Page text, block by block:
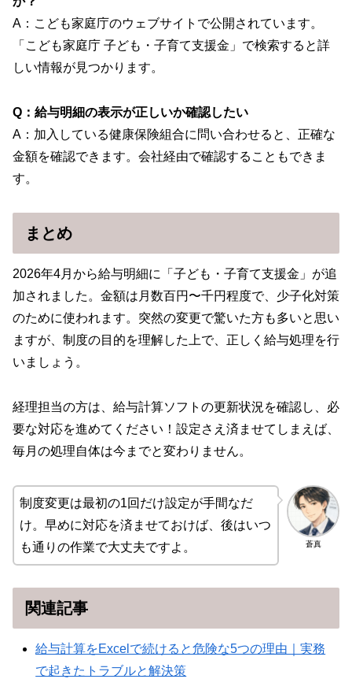
A：こども家庭庁のウェブサイトで公開されています。
「こども家庭庁 子ども・子育て支援金」で検索すると詳
しい情報が見つかります。
Q：給与明細の表示が正しいか確認したい
A：加入している健康保険組合に問い合わせると、正確な
金額を確認できます。会社経由で確認することもできま
す。
まとめ
2026年4月から給与明細に「子ども・子育て支援金」が追
加されました。金額は月数百円〜千円程度で、少子化対策
のために使われます。突然の変更で驚いた方も多いと思い
ますが、制度の目的を理解した上で、正しく給与処理を行
いましょう。
経理担当の方は、給与計算ソフトの更新状況を確認し、必
要な対応を進めてください！設定さえ済ませてしまえば、
毎月の処理自体は今までと変わりません。
蒼真
制度変更は最初の1回だけ設定が手間なだ
け。早めに対応を済ませておけば、後はいつ
も通りの作業で大丈夫ですよ。
関連記事
給与計算をExcelで続けると危険な5つの理由｜実務
で起きたトラブルと解決策